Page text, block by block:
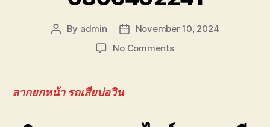
ฉุกเฉิน
โทร
Post
By admin
Post
date
November 10, 2024
No Commentson
ลากยกหน้า รถเสียบ่อวิน